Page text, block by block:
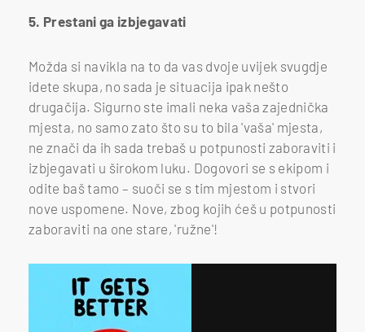
5. Prestani ga izbjegavati
Možda si navikla na to da vas dvoje uvijek svugdje
idete skupa, no sada je situacija ipak nešto
drugačija. Sigurno ste imali neka vaša zajednička
mjesta, no samo zato što su to bila 'vaša' mjesta,
ne znači da ih sada trebaš u potpunosti zaboraviti i
izbjegavati u širokom luku. Dogovori se s ekipom i
odite baš tamo – suoči se s tim mjestom i stvori
nove uspomene. Nove, zbog kojih ćeš u potpunosti
zaboraviti na one stare, 'ružne'!